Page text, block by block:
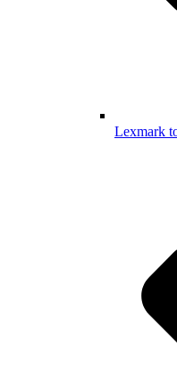
Lexmark